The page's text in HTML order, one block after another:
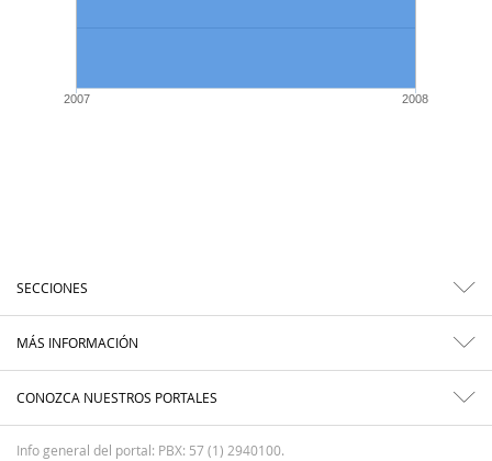
2007 2008
SECCIONES
MÁS INFORMACIÓN
CONOZCA NUESTROS PORTALES
Info general del portal: PBX: 57 (1) 2940100.